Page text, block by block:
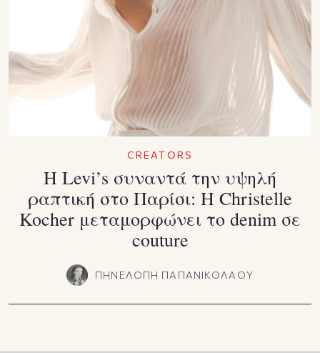
CREATORS
Η Levi’s συναντά την υψηλή
ραπτική στο Παρίσι: Η Christelle
Kocher μεταμορφώνει το denim σε
couture
ΠΗΝΕΛΟΠΗ ΠΑΠΑΝΙΚΟΛΑΟΥ